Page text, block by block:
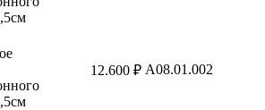
12.600 ₽ A08.01.002